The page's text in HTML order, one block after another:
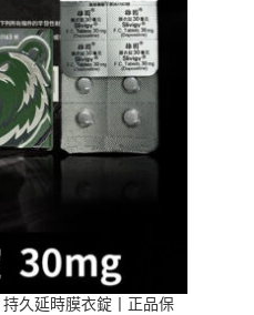
久延時膜衣錠丨正品保